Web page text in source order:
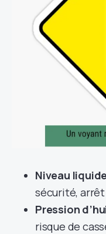
Niveau
sécurité,
Pression
risque de